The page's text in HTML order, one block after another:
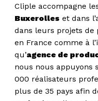
Cliple accompagne
Buxerolles et dans
dans leurs projets de
en France comme à
qu’agence de
nous nous appuyons
000 réalisateurs
plus de 35 pays afin